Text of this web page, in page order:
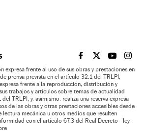
EL PAÍS BRASIL EN
EL PAÍSEL PAÍS
EL
expresa frente al uso de sus obras y prestaciones en
prensa prevista en el artículo 32.1 del TRLPI;
frente a la reproducción, distribución y
trabajos y artículos sobre temas de actualidad
TRLPI; y, asimismo, realiza una reserva expresa
de las obras y otras prestaciones accesibles desde
lectura mecánica u otros medios que resulten
con el artículo 67.3 del Real Decreto - ley